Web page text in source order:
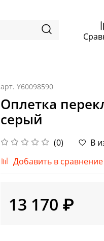
арт. Y60098590
Оплетка
серый
(0)
В
Добавить в сравнение
13 170 ₽